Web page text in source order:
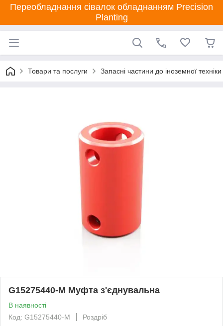
Переобладнання сівалок обладнанням Precision
Planting
Товари та послуги Запасні частини до іноземної техніки
G15275440-M Муфта з'єднувальна
В наявності
Код: G15275440-M
Роздріб